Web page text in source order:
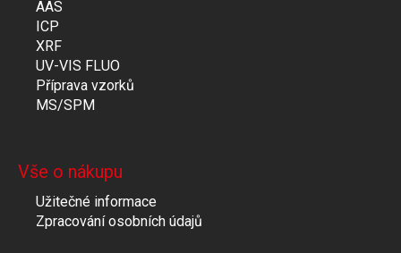
AAS
ICP
XRF
UV-VIS FLUO
Příprava vzorků
MS/SPM
Vše o nákupu
Užitečné informace
Zpracování osobních údajů